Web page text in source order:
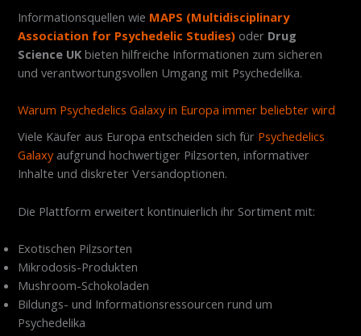
Informationsquellen wie MAPS (Multidisciplinary
Association for Psychedelic Studies) oder Drug
Science UK bieten hilfreiche Informationen zum sicheren
und verantwortungsvollen Umgang mit Psychedelika.
Warum Psychedelics Galaxy in Europa immer beliebter wird
Viele Käufer aus Europa entscheiden sich für Psychedelics
Galaxyaufgrund hochwertiger Pilzsorten, informativer
Inhalte und diskreter Versandoptionen.
Die Plattform erweitert kontinuierlich ihr Sortiment mit:
Exotischen Pilzsorten
Mikrodosis-Produkten
Mushroom-Schokoladen
Bildungs- und Informationsressourcen rund um
Psychedelika